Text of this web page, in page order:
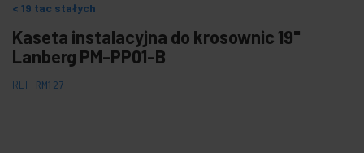
19 tac stałych
Kaseta instalacyjna do krosownic 19"
Lanberg PM-PP01-B
REF: RM127